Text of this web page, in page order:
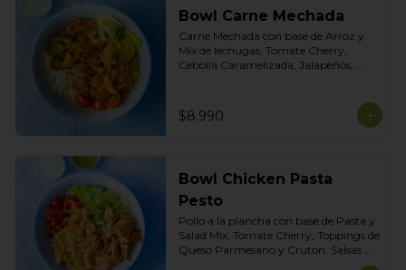
Bowl Carne Mechada
Carne Mechada con base de Arroz y
Mix de lechugas, Tomate Cherry,
Cebolla Caramelizada, Jalapeños,
Salsa de Cilantro
$8.990
Bowl Chicken Pasta
Pesto
Pollo a la plancha con base de Pasta y
Salad Mix, Tomate Cherry, Toppings de
Queso Parmesano y Cruton. Salsas